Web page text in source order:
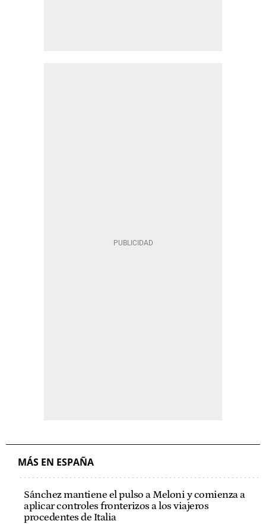
MÁS EN ESPAÑA
Sánchez mantiene el pulso a Meloni y comienza a
aplicar controles fronterizos a los viajeros
procedentes de Italia